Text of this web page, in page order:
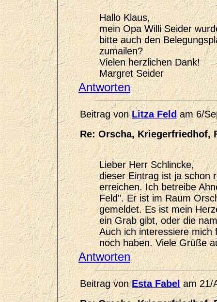
Hallo Klaus,
mein Opa Willi Seider
bitte auch den
zumailen?
Vielen herzlichen Dank!
Margret Seider
Antworten
Beitrag vonLitza Feldam 6/
Re: Orscha, Kriegerfriedhof,
Lieber Herr Schlincke,
dieser Eintrag ist ja schon
erreichen. Ich betreibe
Feld". Er ist im Raum
gemeldet. Es ist mein
ein Grab gibt, oder die
Auch ich interessiere mich
noch haben. Viele Grüße
Antworten
Beitrag vonEsta Fabelam 21/